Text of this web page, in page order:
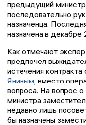
предыдущий
последовательно
назначенца.
назначена в декабре
Как отмечают
предпочел
истечения
Яниным , вместо
вопроса. На вопрос о
министра
недавно лишь
бы назначены